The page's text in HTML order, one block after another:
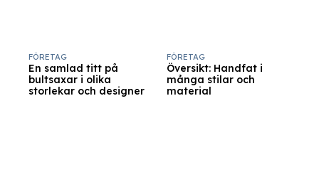
En samlad titt på
bultsaxar i olika
storlekar och designer
FÖRETAG
Översikt: Handfat i
många stilar och
material
FÖRETAG